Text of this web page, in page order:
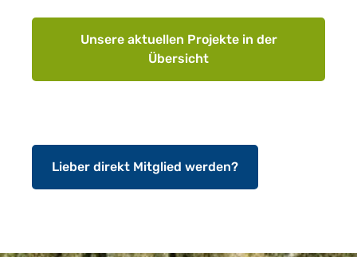
Unsere aktuellen Projekte in der
Übersicht
Lieber direkt Mitglied werden?